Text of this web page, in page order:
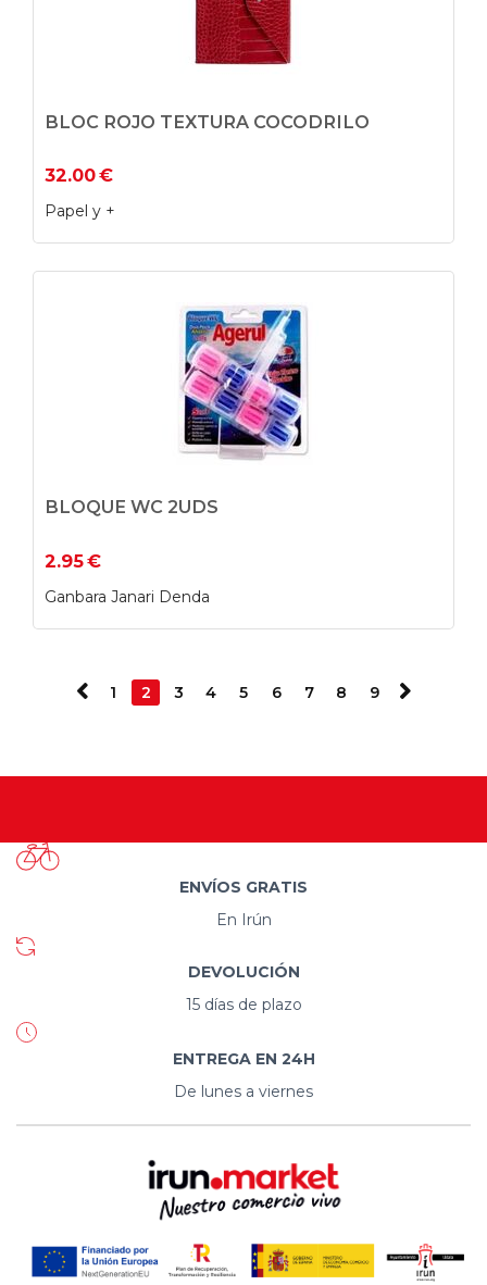
BLOC ROJO TEXTURA COCODRILO
32.00€
Papel y +
BLOQUE WC 2UDS
2.95€
Ganbara Janari Denda
1 2 3 4 5 6 7 8 9
ENVÍOS GRATIS
En Irún
DEVOLUCIÓN
15 días de plazo
ENTREGA EN 24H
De lunes a viernes